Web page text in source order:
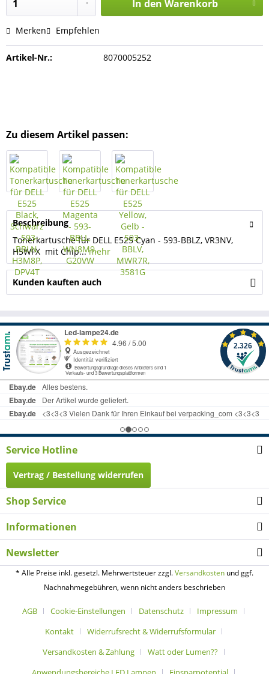
In den Warenkorb
Merken Empfehlen
Artikel-Nr.: 8070005252
Zu diesem Artikel passen:
Beschreibung
Tonerkartusche für DELL E525 Cyan - 593-BBLZ, VR3NV,
H5WFX mit Chip...mehr
Kunden kauften auch
Service Hotline
Vertrag / Bestellung widerrufen
Shop Service
Informationen
Newsletter
* Alle Preise inkl. gesetzl. Mehrwertsteuer zzgl.Versandkosten und ggf.
Nachnahmegebühren, wenn nicht anders beschrieben
AGB Cookie-Einstellungen Datenschutz
Impressum
Kontakt
Widerrufsrecht & Widerrufsformular
Versandkosten & Zahlung
Watt oder Lumen??